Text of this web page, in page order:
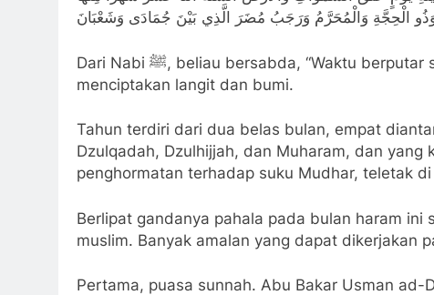
وَذُو الْحِجَّةِ وَالْمُحَرَّمُ وَرَجَبُ مُضَرَ الَّذِي بَيْنَ جُمَادَى وَشَعْبَانَ
Dari Nabi ﷺ, beliau bersabda, “Waktu berputar sebagaimana keadaannya semula ketika Allah
menciptakan langit dan bumi.
Tahun terdiri dari dua belas bulan, empat
Dzulqadah, Dzulhijjah, dan Muharam, dan
penghormatan terhadap suku Mudhar, teletak
Berlipat gandanya pahala pada bulan haram
muslim. Banyak amalan yang dapat dikerjakan
Pertama, puasa sunnah. Abu Bakar Usman